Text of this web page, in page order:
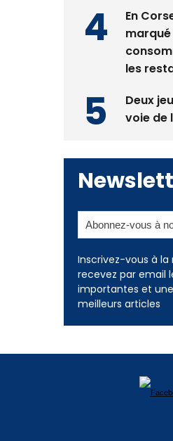
faux
En
marqué
les
Inscrivez-vous à la
recevez par email
importantes et